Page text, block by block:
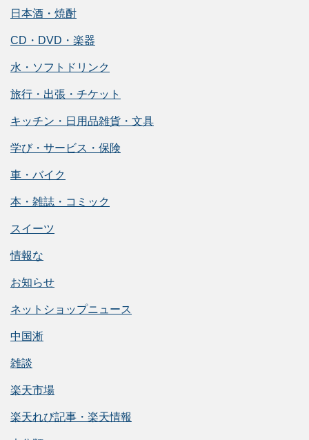
日本酒・焼酎
CD・DVD・楽器
水・ソフトドリンク
旅行・出張・チケット
キッチン・日用品雑貨・文具
学び・サービス・保険
車・バイク
本・雑誌・コミック
スイーツ
情報な
お知らせ
ネットショップニュース
中国淅
雑談
楽天市場
楽天れび記事・楽天情報